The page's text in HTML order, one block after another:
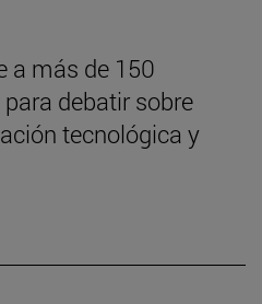
a más de 150
debatir sobre
tecnológica y